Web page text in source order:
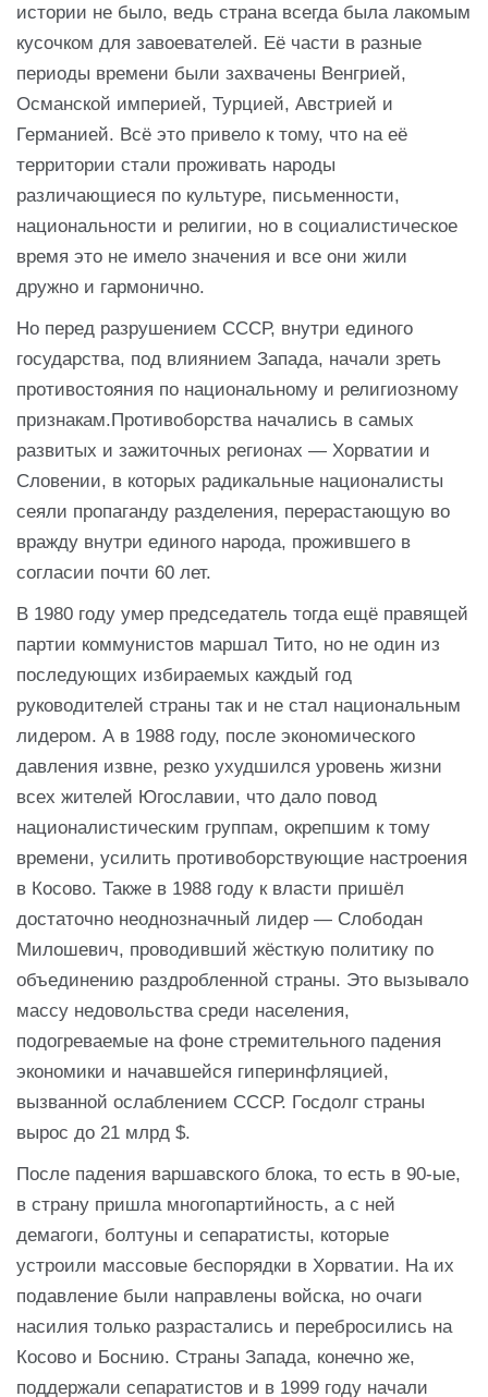
истории не было, ведь страна всегда была лакомым
кусочком для завоевателей. Её части в разные
периоды времени были захвачены Венгрией,
Османской империей, Турцией, Австрией и
Германией. Всё это привело к тому, что на её
территории стали проживать народы
различающиеся по культуре, письменности,
национальности и религии, но в социалистическое
время это не имело значения и все они жили
дружно и гармонично.
Но перед разрушением СССР, внутри единого
государства, под влиянием Запада, начали зреть
противостояния по национальному и религиозному
признакам.Противоборства начались в самых
развитых и зажиточных регионах — Хорватии и
Словении, в которых радикальные националисты
сеяли пропаганду разделения, перерастающую во
вражду внутри единого народа, прожившего в
согласии почти 60 лет.
В 1980 году умер председатель тогда ещё правящей
партии коммунистов маршал Тито, но не один из
последующих избираемых каждый год
руководителей страны так и не стал национальным
лидером. А в 1988 году, после экономического
давления извне, резко ухудшился уровень жизни
всех жителей Югославии, что дало повод
националистическим группам, окрепшим к тому
времени, усилить противоборствующие настроения
в Косово. Также в 1988 году к власти пришёл
достаточно неоднозначный лидер — Слободан
Милошевич, проводивший жёсткую политику по
объединению раздробленной страны. Это вызывало
массу недовольства среди населения,
подогреваемые на фоне стремительного падения
экономики и начавшейся гиперинфляцией,
вызванной ослаблением СССР. Госдолг страны
вырос до 21 млрд $.
После падения варшавского блока, то есть в 90-ые,
в страну пришла многопартийность, а с ней
демагоги, болтуны и сепаратисты, которые
устроили массовые беспорядки в Хорватии. На их
подавление были направлены войска, но очаги
насилия только разрастались и перебросились на
Косово и Боснию. Страны Запада, конечно же,
поддержали сепаратистов и в 1999 году начали